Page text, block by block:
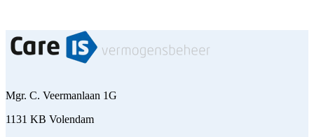
Mgr. C. Veermanlaan 1G
1131 KB Volendam